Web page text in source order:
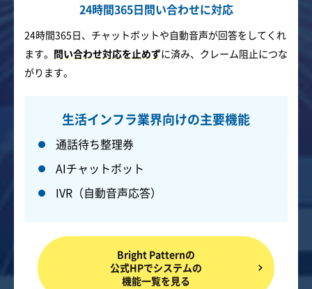
24時間365日問い合わせに対応
24時間365日、チャットボットや自動音声が回答をしてくれ
ます。 問い合わせ対応を止めずに済み、クレーム阻止につな
がります。
生活インフラ業界向けの主要機能
通話待ち整理券
AIチャットボット
IVR（自動音声応答）
Bright Patternの
公式HPでシステムの
機能一覧を見る